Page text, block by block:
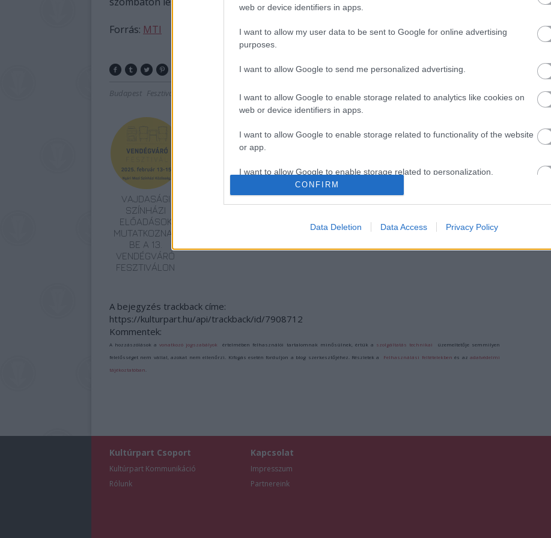
web or device identifiers in apps.
I want to allow my user data to be sent to Google for online advertising
purposes.
I want to allow Google to send me personalized advertising.
I want to allow Google to enable storage related to analytics like cookies on
web or device identifiers in apps.
I want to allow Google to enable storage related to functionality of the website
or app.
I want to allow Google to enable storage related to personalization.
CONFIRM
Data Deletion Data Access Privacy Policy
Forrás: MTI
Budapest Fesztivál Lavór
VAJDASÁGI
SZÍNHÁZI
ELŐADÁSOK
MUTATKOZNAK
BE A 13.
VENDÉGVÁRÓ
FESZTIVÁLON
ELSTARTOLT A
AZ EMBERSÉG
26.
VÁR MINDENKIT
A DOMBOS FEST
MÚZEUM?!
A bejegyzés trackback címe:
https://kulturpart.hu/api/trackback/id/7908712
Kommentek:
A hozzászólások avonatkozó jogszabályok értelmében felhasználói tartalomnak minősülnek, értük a szolgáltatás technikai üzemeltetője semmilyen
felelősséget nem vállal, azokat nem ellenőrzi. Kifogás esetén forduljon a blog szerkesztőjéhez. Részletek a Felhasználási feltételekben és azadatvédelmi
tájékoztatóban
Kultúrpart Csoport
Kultúrpart Kommunikáció
Rólunk
Kapcsolat
Impresszum
Partnereink